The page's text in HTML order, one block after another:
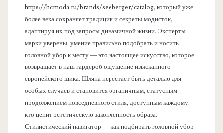
https://hcmoda.ru/brands/seeberger/catalog, который уже
более века сохраняет традиции и секреты модисток,
адаптируя их под запросы динамичной жизни. Эксперты
марки уверены: умение правильно подобрать и носить
головной убор к месту — это настоящее искусство, которое
возвращает в наш гардероб ощущение изысканного
европейского шика. Шляпа перестает быть деталью для
особых случаев и становится органичным, статусным
продолжением повседневного стиля, доступным каждому,
кто ценит эстетическую законченность образа.
Стилистический навигатор — как подбирать головной убор